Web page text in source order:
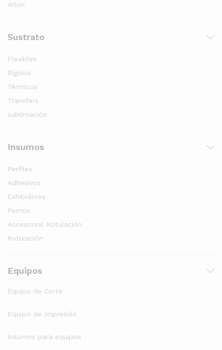
Arlon
Sustrato
Flexibles
Rígidos
Térmicos
Transfers
sublimación
Insumos
Perfiles
Adhesivos
Exhibidores
Pernos
Accesorios Rotulación
Rotulación
Equipos
Equipo de Corte
Equipo de Impresión
Insumos para equipos